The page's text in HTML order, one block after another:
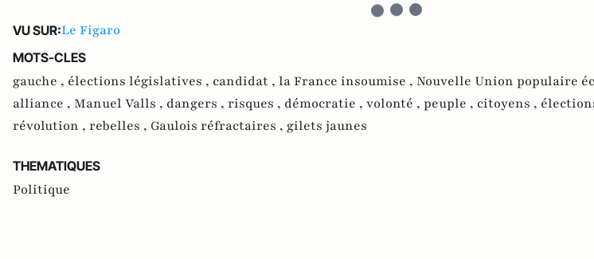
VU SUR:Le Figaro
MOTS-CLES
gauche , élections législatives , candidat , la France insoumise , Nouvelle Union populaire
alliance , Manuel Valls , dangers , risques , démocratie , volonté , peuple , citoyens ,
révolution , rebelles , Gaulois réfractaires , gilets jaunes
THEMATIQUES
Politique